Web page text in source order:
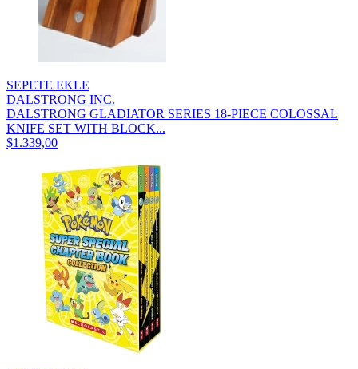
SEPETE EKLE
DALSTRONG INC.
DALSTRONG GLADIATOR SERIES 18-PIECE COLOSSAL
KNIFE SET WITH BLOCK...
$1.339,00